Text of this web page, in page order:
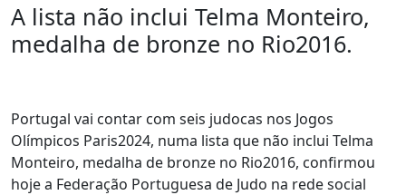
A lista não inclui Telma Monteiro,
medalha de bronze no Rio2016.
Portugal vai contar com seis judocas nos Jogos
Olímpicos Paris2024, numa lista que não inclui Telma
Monteiro, medalha de bronze no Rio2016, confirmou
hoje a Federação Portuguesa de Judo na rede social